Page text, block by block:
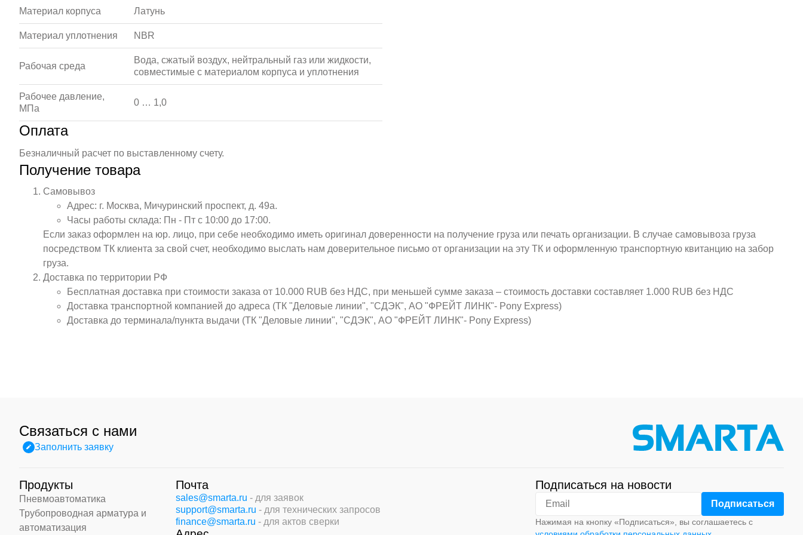
Материал корпуса Латунь
Материал уплотнения NBR
Рабочая среда
Вода, сжатый воздух, нейтральный газ или жидкости,
совместимые с материалом корпуса и уплотнения
Рабочее давление,
МПа
0 … 1,0
Оплата
Безналичный расчет по выставленному счету.
Получение товара
Самовывоз
Адрес: г. Москва, Мичуринский проспект, д. 49а.
Часы работы склада: Пн - Пт с 10:00 до 17:00.
Если заказ оформлен на юр. лицо, при себе необходимо иметь оригинал доверенности на получение груза или печать организации. В случае самовывоза груза
посредством ТК клиента за свой счет, необходимо выслать нам доверительное письмо от организации на эту ТК и оформленную транспортную квитанцию на забор
груза.
Доставка по территории РФ
Бесплатная доставка при стоимости заказа от 10.000 RUB без НДС, при меньшей сумме заказа – стоимость доставки составляет 1.000 RUB без НДС
Доставка транспортной компанией до адреса (ТК "Деловые линии", "СДЭК", АО "ФРЕЙТ ЛИНК"- Pony Express)
Доставка до терминала/пункта выдачи (ТК "Деловые линии", "СДЭК", АО "ФРЕЙТ ЛИНК"- Pony Express)
Связаться с нами
Заполнить заявку
Продукты
Пневмоавтоматика
Трубопроводная арматура и
автоматизация
Почта
sales@smarta.ru - для заявок
support@smarta.ru - для технических запросов
finance@smarta.ru - для актов сверки
Подписаться на новости
Нажимая на кнопку «Подписаться», вы соглашаетесь с